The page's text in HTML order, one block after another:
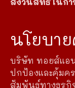
นโยบา
บริษัท ทอยส์แอ
ปกป้องและคุ้มค
สัมพันธ์ทางธุรกิ